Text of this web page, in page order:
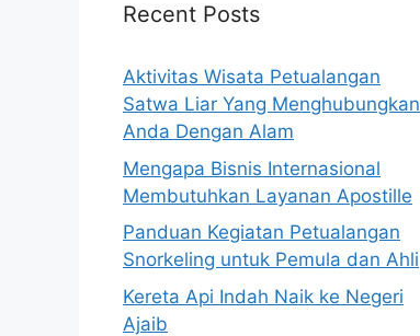
Recent Posts
Aktivitas Wisata Petualangan
Satwa Liar Yang Menghubungkan
Anda Dengan Alam
Mengapa Bisnis Internasional
Membutuhkan Layanan Apostille
Panduan Kegiatan Petualangan
Snorkeling untuk Pemula dan Ahli
Kereta Api Indah Naik ke Negeri
Ajaib